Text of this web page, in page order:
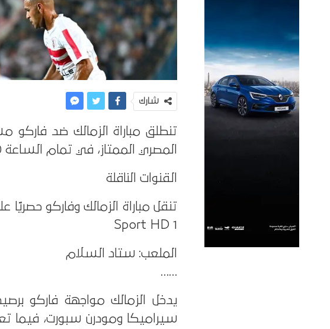
شارك
تنطلق مباراة الزمالك ضد فاركو
المصري الممتاز، في تمام الساعة 9:00 مساءً بتوقيت القاهرة.
القنوات الناقلة
Sport HD 1
الملعب: ستاد السلام
……
سيراميكا ومودرن سبورت، فيما